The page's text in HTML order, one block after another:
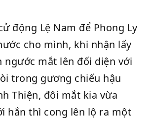
động Lệ Nam để Phong Ly
cho mình, khi nhận lấy
ngước mắt lên đối diện với
trong gương chiếu hậu
Thiện, đôi mắt kia vừa
hắn thì cong lên lộ ra một